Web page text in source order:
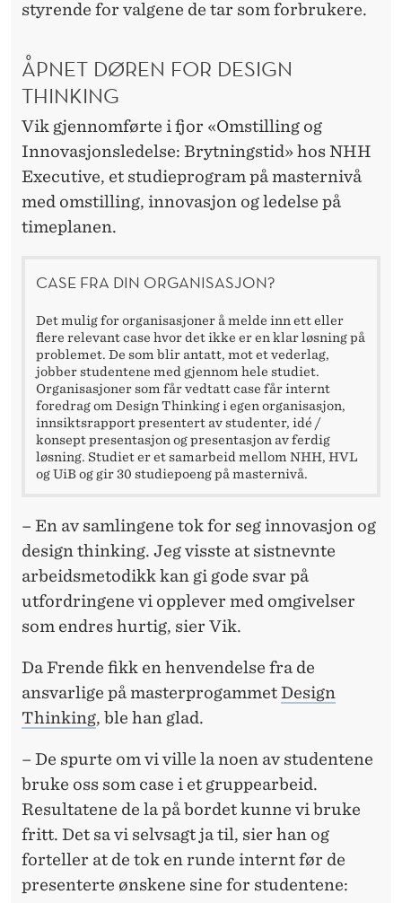
styrende for valgene de tar som forbrukere.
ÅPNET DØREN FOR DESIGN
THINKING
Vik gjennomførte i fjor «Omstilling og
Innovasjonsledelse: Brytningstid» hos NHH
Executive, et studieprogram på masternivå
med omstilling, innovasjon og ledelse på
timeplanen.
CASE FRA DIN ORGANISASJON?
Det mulig for organisasjoner å melde inn ett eller
flere relevant case hvor det ikke er en klar løsning på
problemet. De som blir antatt, mot et vederlag,
jobber studentene med gjennom hele studiet.
Organisasjoner som får vedtatt case får internt
foredrag om Design Thinking i egen organisasjon,
innsiktsrapport presentert av studenter, idé /
konsept presentasjon og presentasjon av ferdig
løsning. Studiet er et samarbeid mellom NHH, HVL
og UiB og gir 30 studiepoeng på masternivå.
– En av samlingene tok for seg innovasjon og
design thinking. Jeg visste at sistnevnte
arbeidsmetodikk kan gi gode svar på
utfordringene vi opplever med omgivelser
som endres hurtig, sier Vik.
Da Frende fikk en henvendelse fra de
ansvarlige på masterprogammetDesign
Thinking, ble han glad.
– De spurte om vi ville la noen av studentene
bruke oss som case i et gruppearbeid.
Resultatene de la på bordet kunne vi bruke
fritt. Det sa vi selvsagt ja til, sier han og
forteller at de tok en runde internt før de
presenterte ønskene sine for studentene: